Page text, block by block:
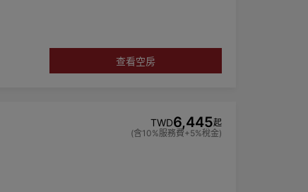
查看空房
TWD6,445起
(含10%服務費+5%稅金)